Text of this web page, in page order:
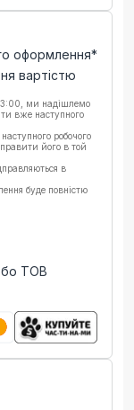
оформлення*
вартістю
ми надішлемо
вже наступного
робочого
його в той
в
буде повністю
ТОВ